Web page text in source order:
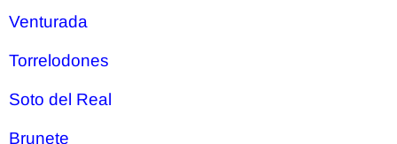
Venturada
Torrelodones
Soto del Real
Brunete